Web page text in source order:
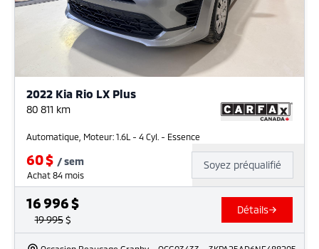
2022 Kia Rio LX Plus
80 811 km
Automatique, Moteur: 1.6L - 4 Cyl. - Essence
60$ /sem
Achat 84 mois
Soyez préqualifié
16 996$
19 995$
Détails